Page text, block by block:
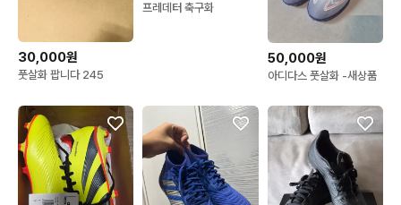
30,000원
풋살화 팝니다 245
프레데터 축구화
50,000원
아디다스 풋살화 -새상품